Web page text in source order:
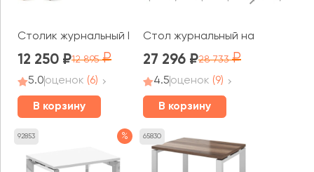
Столик журнальный Корнер / Corner
12 250 12 895
5.0оценок (6)
В корзину
Стол журнальный на П-
27 296 28 733
4.5оценок (9)
В корзину
92853 % 65830